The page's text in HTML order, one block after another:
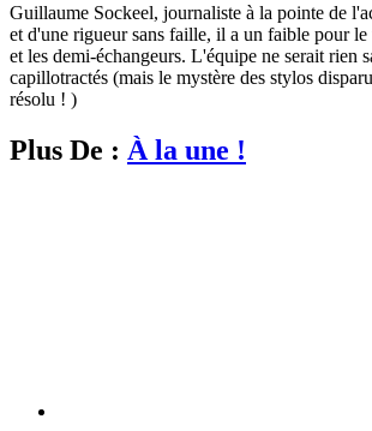
Guillaume Sockeel, journaliste à la pointe de
et d'une rigueur sans faille, il a un faible pour
et les demi-échangeurs. L'équipe ne serait rien
capillotractés (mais le mystère des stylos
résolu ! )
Plus De : À la une !